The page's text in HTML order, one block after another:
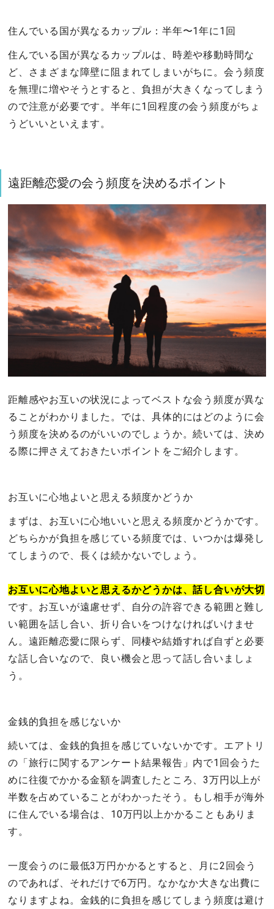
住んでいる国が異なるカップル：半年〜1年に1回
住んでいる国が異なるカップルは、時差や移動時間な
ど、さまざまな障壁に阻まれてしまいがちに。会う頻度
を無理に増やそうとすると、負担が大きくなってしまう
ので注意が必要です。半年に1回程度の会う頻度がちょ
うどいいといえます。
遠距離恋愛の会う頻度を決めるポイント
距離感やお互いの状況によってベストな会う頻度が異な
ることがわかりました。では、具体的にはどのように会
う頻度を決めるのがいいのでしょうか。続いては、決め
る際に押さえておきたいポイントをご紹介します。
お互いに心地よいと思える頻度かどうか
まずは、お互いに心地いいと思える頻度かどうかです。
どちらかが負担を感じている頻度では、いつかは爆発し
てしまうので、長くは続かないでしょう。
お互いに心地よいと思えるかどうかは、話し合いが大切
です。お互いが遠慮せず、自分の許容できる範囲と難し
い範囲を話し合い、折り合いをつけなければいけませ
ん。遠距離恋愛に限らず、同棲や結婚すれば自ずと必要
な話し合いなので、良い機会と思って話し合いましょ
う。
金銭的負担を感じないか
続いては、金銭的負担を感じていないかです。エアトリ
の「旅行に関するアンケート結果報告」内で1回会うた
めに往復でかかる金額を調査したところ、3万円以上が
半数を占めていることがわかったそう。もし相手が海外
に住んでいる場合は、10万円以上かかることもありま
す。
一度会うのに最低3万円かかるとすると、月に2回会う
のであれば、それだけで6万円。なかなか大きな出費に
なりますよね。金銭的に負担を感じてしまう頻度は避け